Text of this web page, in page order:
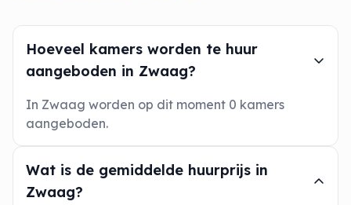
Hoeveel kamers worden te huur
aangeboden in Zwaag?
In Zwaag worden op dit moment 0 kamers
aangeboden.
Wat is de gemiddelde huurprijs in
Zwaag?